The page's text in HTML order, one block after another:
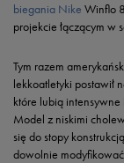
biegania Nike Winflo
projekcie łączącym w
Tym razem
lekkoatletyki postawił
które lubią
Model z niskimi
się do stopy
dowolnie